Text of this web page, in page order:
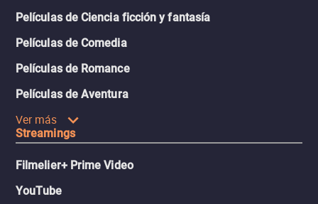
Películas de Ciencia ficción y fantasía
Películas de Comedia
Películas de Romance
Películas de Aventura
Ver más
Streamings
Filmelier+ Prime Video
YouTube